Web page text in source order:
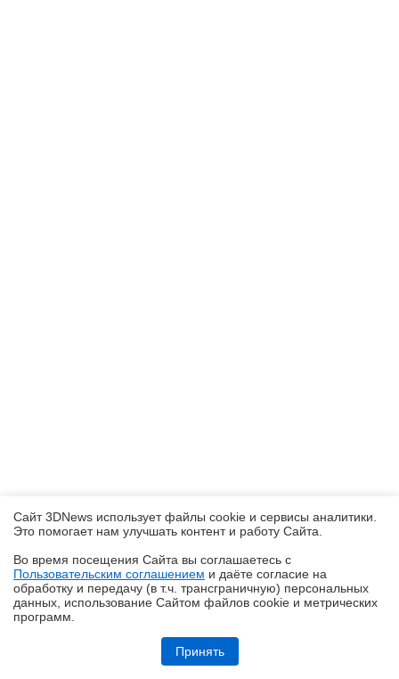
realme P4, realme P4x и realme P4 Lite: заход в ту же реку, но с
Сайт 3DNews использует файлы cookie и сервисы аналитики.
Это помогает нам улучшать контент и работу Cайта.
Во время посещения Cайта вы соглашаетесь с
Пользовательским соглашением и даёте согласие на
обработку и передачу (в т.ч. трансграничную) персональных
данных, использование Cайтом файлов cookie и метрических
программ.
Принять